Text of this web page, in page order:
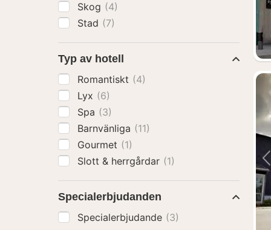
Skog (4)
Stad (7)
Typ av hotell
Romantiskt (4)
Lyx (6)
Spa (3)
Barnvänliga (11)
Gourmet (1)
Slott & herrgårdar (1)
Specialerbjudanden
Specialerbjudande (3)